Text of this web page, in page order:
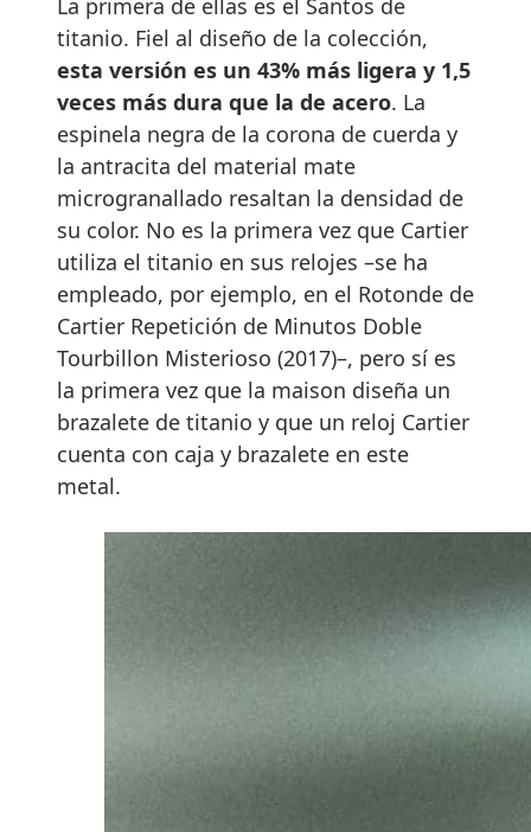
titanio. Fiel al diseño de la colección,
esta versión es un 43% más ligera y 1,5
veces más dura que la de acero. La
espinela negra de la corona de cuerda y
la antracita del material mate
microgranallado resaltan la densidad de
su color. No es la primera vez que Cartier
utiliza el titanio en sus relojes –se ha
empleado, por ejemplo, en el Rotonde de
Cartier Repetición de Minutos Doble
Tourbillon Misterioso (2017)–, pero sí es
la primera vez que la maison diseña un
brazalete de titanio y que un reloj Cartier
cuenta con caja y brazalete en este
metal.